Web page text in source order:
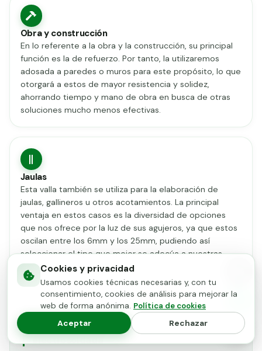
Cookies y privacidad
Usamos cookies técnicas necesarias y, con tu
consentimiento, cookies de análisis para mejorar la
web de forma anónima. Política de cookies
Aceptar Rechazar
Obra y construcción
En lo referente a la obra y la construcción, su principal
función es la de refuerzo. Por tanto, la utilizaremos
adosada a paredes o muros para este propósito, lo que
otorgará a estos de mayor resistencia y solidez,
ahorrando tiempo y mano de obra en busca de otras
soluciones mucho menos efectivas.
Jaulas
Esta valla también se utiliza para la elaboración de
jaulas, gallineros u otros acotamientos. La principal
ventaja en estos casos es la diversidad de opciones
que nos ofrece por la luz de sus agujeros, ya que estos
oscilan entre los 6mm y los 25mm, pudiendo así
seleccionar el tipo que mejor se adecúa a nuestras
necesidades.
Los mejores precios para comprar la malla
electrosoldada
por